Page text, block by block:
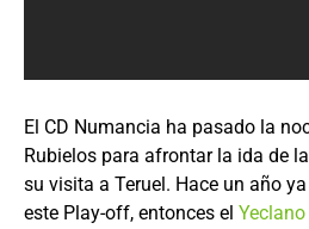
El CD Numancia ha pasado la
Rubielos para afrontar la ida de
su visita a Teruel. Hace un año
este Play-off, entonces el